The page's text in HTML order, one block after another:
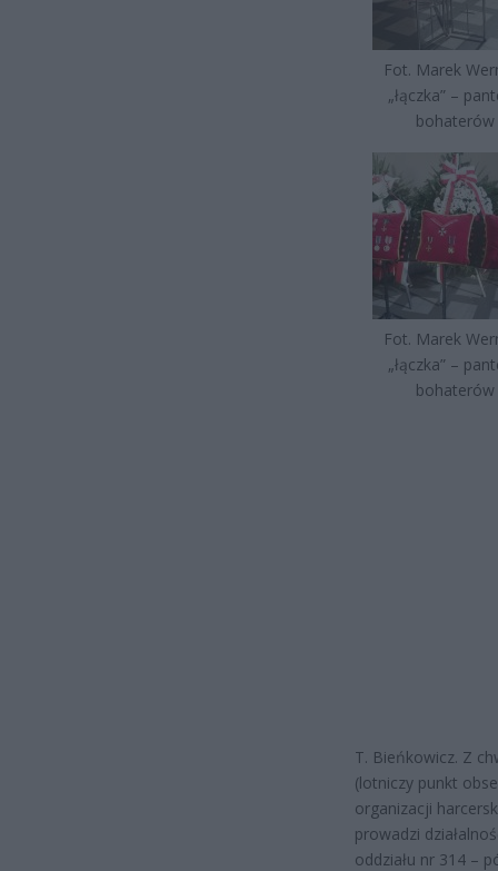
Fot. Marek
„łączka” –
bohaterów
Fot. Marek
„łączka” –
bohaterów
T. Bieńkowicz. Z
(lotniczy punkt
organizacji
prowadzi
oddziału nr 314 –